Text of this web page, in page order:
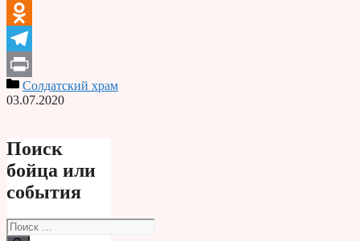
VK
Odnoklassniki
Telegram
PrintСолдатский храм
03.07.2020
Поиск
бойца или
события
Поиск: